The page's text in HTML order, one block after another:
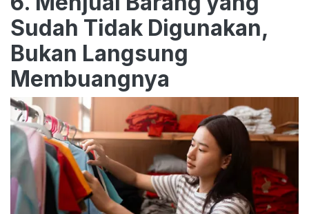
Sudah Tidak Digunakan,
Bukan Langsung
Membuangnya